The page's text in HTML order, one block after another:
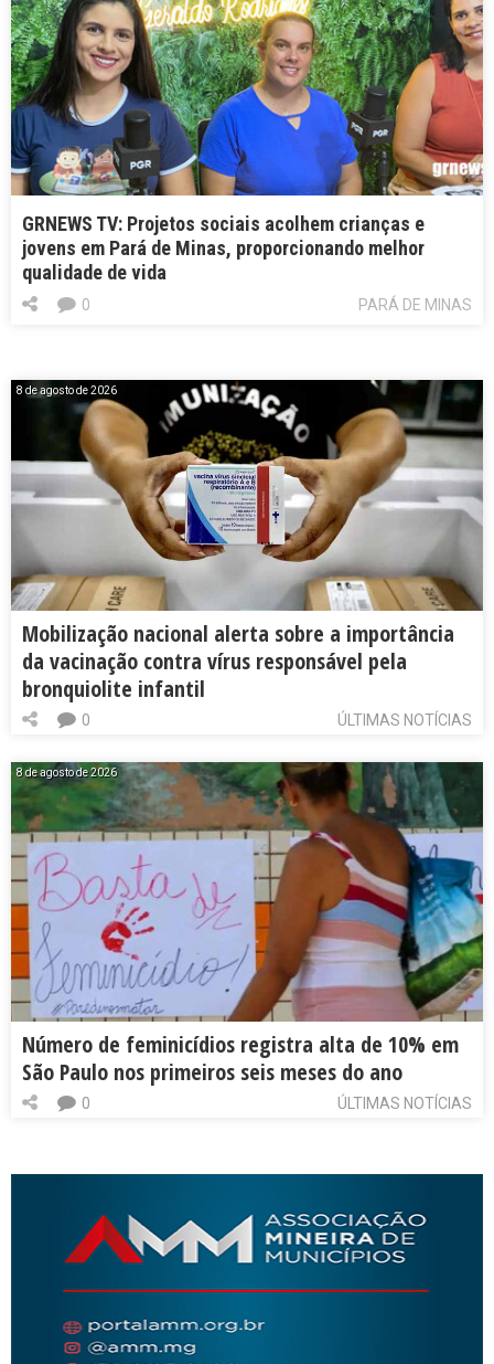
GRNEWS TV: Projetos sociais acolhem crianças e
jovens em Pará de Minas, proporcionando melhor
qualidade de vida
PARÁ DE MINAS
0
8 de agosto de 2026
Mobilização nacional alerta sobre a importância
da vacinação contra vírus responsável pela
bronquiolite infantil
ÚLTIMAS NOTÍCIAS
0
8 de agosto de 2026
Número de feminicídios registra alta de 10% em
São Paulo nos primeiros seis meses do ano
ÚLTIMAS NOTÍCIAS
0